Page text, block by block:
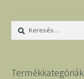
Keresés:
Termékkategóriák